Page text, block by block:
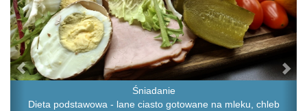
Śniadanie
Dieta podstawowa - lane ciasto gotowane na mleku, chleb